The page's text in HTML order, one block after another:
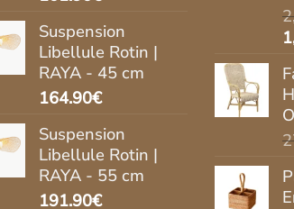
Suspension
Libellule Rotin |
RAYA - 45 cm
164.90€
Suspension
Libellule Rotin |
RAYA - 55 cm
191.90€